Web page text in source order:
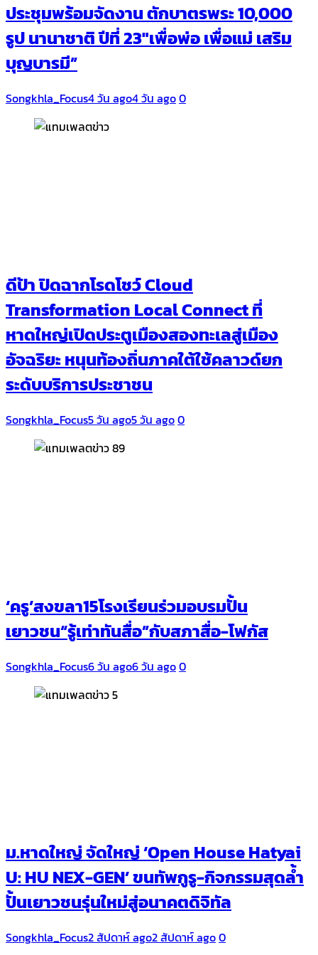
ประชุมพร้อมจัดงาน ตักบาตรพระ 10,000
รูป นานาชาติ ปีที่ 23″เพื่อพ่อ เพื่อแม่ เสริม
บุญบารมี”
Songkhla_Focus4 วัน ago4 วัน ago0
ดีป้า ปิดฉากโรดโชว์ Cloud
Transformation Local Connect ที่
หาดใหญ่เปิดประตูเมืองสองทะเลสู่เมือง
อัจฉริยะ หนุนท้องถิ่นภาคใต้ใช้คลาวด์ยก
ระดับบริการประชาชน
Songkhla_Focus5 วัน ago5 วัน ago0
‘ครู’สงขลา15โรงเรียนร่วมอบรมปั้น
เยาวชน“รู้เท่าทันสื่อ”กับสภาสื่อ-โฟกัส
Songkhla_Focus6 วัน ago6 วัน ago0
ม.หาดใหญ่ จัดใหญ่ ‘Open House Hatyai
U: HU NEX-GEN’ ขนทัพกูรู-กิจกรรมสุดล้ำ
ปั้นเยาวชนรุ่นใหม่สู่อนาคตดิจิทัล
Songkhla_Focus2 สัปดาห์ ago2 สัปดาห์ ago0